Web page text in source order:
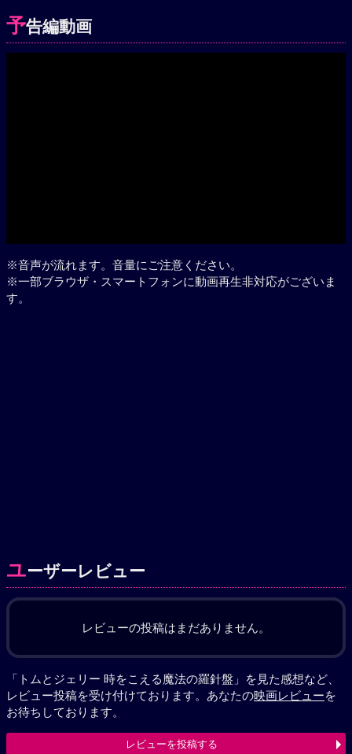
予告編動画
※音声が流れます。音量にご注意ください。
※一部ブラウザ・スマートフォンに動画再生非対応がございま
す。
ユーザーレビュー
レビューの投稿はまだありません。
「トムとジェリー 時をこえる魔法の羅針盤」を見た感想など、
レビュー投稿を受け付けております。あなたの映画レビューを
お待ちしております。
レビューを投稿する